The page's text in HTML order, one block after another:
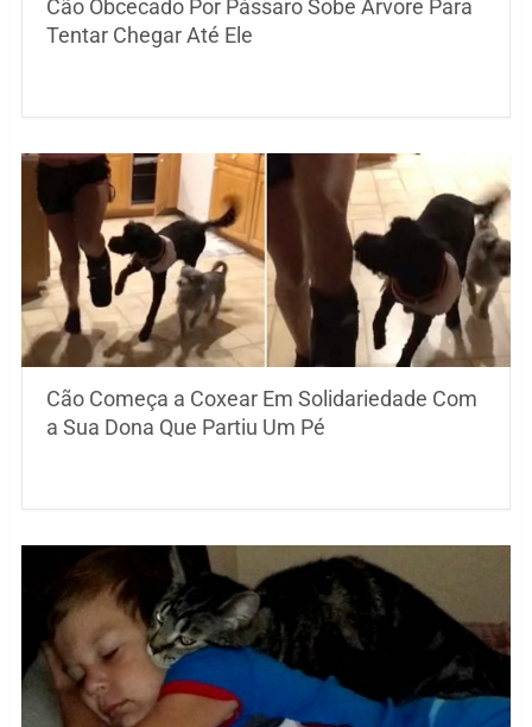
Cão Obcecado Por Pássaro Sobe Árvore Para
Tentar Chegar Até Ele
Cão Começa a Coxear Em Solidariedade Com
a Sua Dona Que Partiu Um Pé